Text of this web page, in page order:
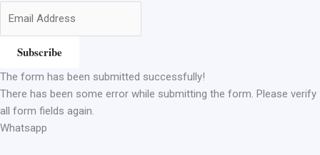
Subscribe
The form has been submitted successfully!
There has been some error while submitting the form. Please verify
all form fields again.
Whatsapp